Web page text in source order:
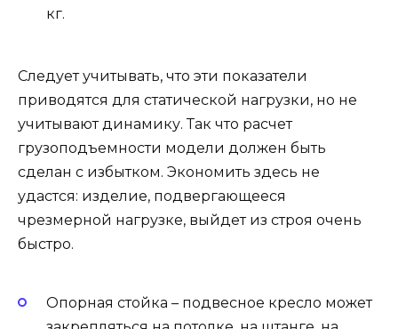
кг.
Следует учитывать, что эти показатели
приводятся для статической нагрузки, но не
учитывают динамику. Так что расчет
грузоподъемности модели должен быть
сделан с избытком. Экономить здесь не
удастся: изделие, подвергающееся
чрезмерной нагрузке, выйдет из строя очень
быстро.
Опорная стойка – подвесное кресло может